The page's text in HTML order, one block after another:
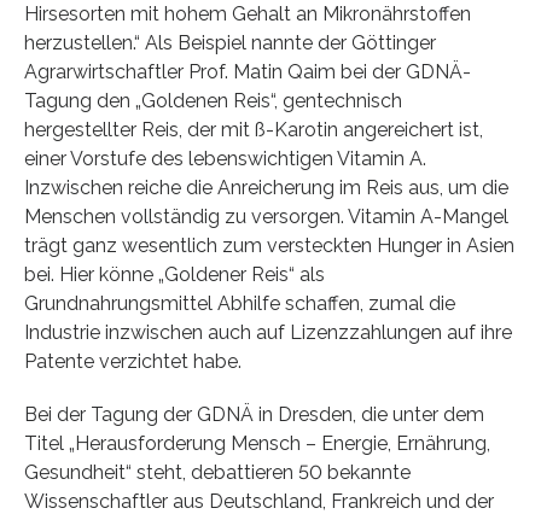
Hirsesorten mit hohem Gehalt an Mikronährstoffen
herzustellen.“ Als Beispiel nannte der Göttinger
Agrarwirtschaftler Prof. Matin Qaim bei der GDNÄ-
Tagung den „Goldenen Reis“, gentechnisch
hergestellter Reis, der mit ß-Karotin angereichert ist,
einer Vorstufe des lebenswichtigen Vitamin A.
Inzwischen reiche die Anreicherung im Reis aus, um die
Menschen vollständig zu versorgen. Vitamin A-Mangel
trägt ganz wesentlich zum versteckten Hunger in Asien
bei. Hier könne „Goldener Reis“ als
Grundnahrungsmittel Abhilfe schaffen, zumal die
Industrie inzwischen auch auf Lizenzzahlungen auf ihre
Patente verzichtet habe.
Bei der Tagung der GDNÄ in Dresden, die unter dem
Titel „Herausforderung Mensch – Energie, Ernährung,
Gesundheit“ steht, debattieren 50 bekannte
Wissenschaftler aus Deutschland, Frankreich und der